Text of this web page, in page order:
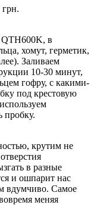
грн.
QTH600K, в
хомут, герметик,
Заливаем
10-30 минут,
гофру, с какими-
под крестовую
пробку.
крутим не
в разные
и ошпарит нас
вдумчиво. Самое
меняя